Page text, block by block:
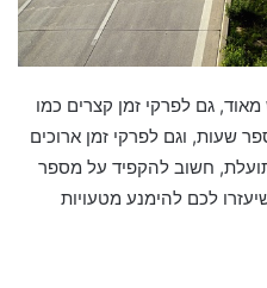
גם לפרקי זמן קצרים כמו
שעות, וגם לפרקי זמן ארוכים
חשוב להקפיד על מספר
לכם להימנע מטעויות